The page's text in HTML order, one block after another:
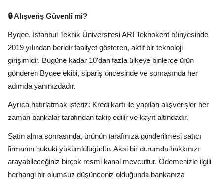
🔒 Alışveriş Güvenli mi?
Byqee, İstanbul Teknik Üniversitesi ARI Teknokent bünyesinde
2019 yılından beridir faaliyet gösteren, aktif bir teknoloji
girişimidir. Bugüne kadar 10'dan fazla ülkeye binlerce ürün
gönderen Byqee ekibi, sipariş öncesinde ve sonrasında her
adımda yanınızdadır.
Ayrıca hatırlatmak isteriz: Kredi kartı ile yapılan alışverişler her
zaman bankalar tarafından takip edilir ve kayıt altındadır.
Satın alma sonrasında, ürünün tarafınıza gönderilmesi satıcı
firmanın hukuki yükümlülüğüdür. Aksi bir durumda hakkınızı
arayabileceğiniz birçok resmi kanal mevcuttur. Ödemenizle ilgili
herhangi bir olumsuz düşünceniz olduğunda bankanıza